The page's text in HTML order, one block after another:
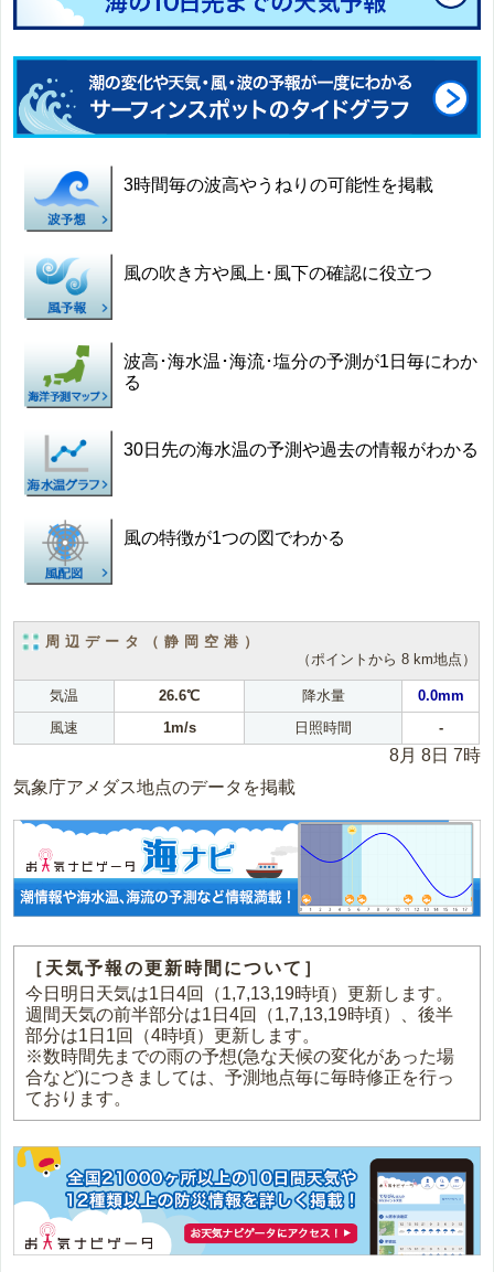
3時間毎の波高やうねりの可能性を掲載
風の吹き方や風上･風下の確認に役立つ
波高･海水温･海流･塩分の予測が1日毎にわか
る
30日先の海水温の予測や過去の情報がわかる
風の特徴が1つの図でわかる
周辺データ（静岡空港）
（ポイントから 8 km地点）
気温 26.6℃ 降水量
0.0mm
風速
1m/s 日照時間 -
8月 8日 7時
気象庁アメダス地点のデータを掲載
［天気予報の更新時間について］
今日明日天気は1日4回（1,7,13,19時頃）更新します。
週間天気の前半部分は1日4回（1,7,13,19時頃）、後半
部分は1日1回（4時頃）更新します。
※数時間先までの雨の予想(急な天候の変化があった場
合など)につきましては、予測地点毎に毎時修正を行っ
ております。